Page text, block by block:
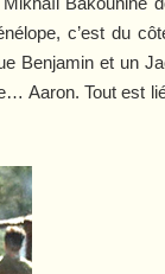
c’est du
Benjamin et un
Aaron. Tout est